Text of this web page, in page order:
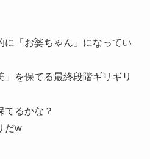
に「お婆ちゃん」になってい
を保てる最終段階ギリギリ
てるかな？
だw